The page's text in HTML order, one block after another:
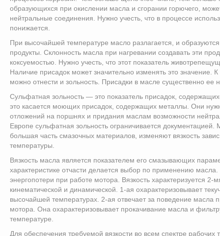
образующихся при окислении масла и сгорании горючего,
нейтральные соединения. Нужно учесть, что в процессе
понижается.
При высочайшей температуре масло разлагается, и
продукты. Склонность масла при нагревании создавать эти
коксуемостью. Нужно учесть, что этот показатель
Наличие присадок может значительно изменять это значение. К
можно отнести и зольность. Присадки в масле существенно ее
Сульфатная зольность — это показатель присадок,
это касается моющих присадок, содержащих металлы. Они
отложений на поршнях и придания маслам возможности
Европе сульфатная зольность ограничивается
большая часть смазочных материалов, изменяют вязкость
температуры.
Вязкость масла является показателем его смазывающих
характеристике отчасти делается выбор по применению масла.
энергопотери при работе мотора. Вязкость характеризуется
кинематической и динамической. 1-ая охарактеризовывает
высочайшей температурах. 2-ая отвечает за поведение масла
мотора. Она охарактеризовывает прокачивание масла и
температуре.
Для обеспечения требуемой вязкости во всем спектре рабочих